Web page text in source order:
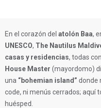
En el corazón del atolón Baa,
UNESCO, The Nautilus
casas y residencias, todas con
House Master (mayordomo)
una “bohemian island” donde
code, ni menús cerrados; aquí
huésped.